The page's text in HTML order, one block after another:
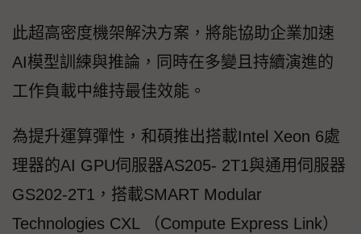
此超高密度機架解決方案，將能協助企業加速
AI模型訓練與推論，同時在多變且持續演進的
工作負載中維持最佳效能。
為提升運算彈性，和碩推出搭載Intel Xeon 6處
理器的AI GPU伺服器AS205- 2T1與通用伺服器
GS202-2T1，搭載SMART Modular
Technologies CXL （Compute Express Link）